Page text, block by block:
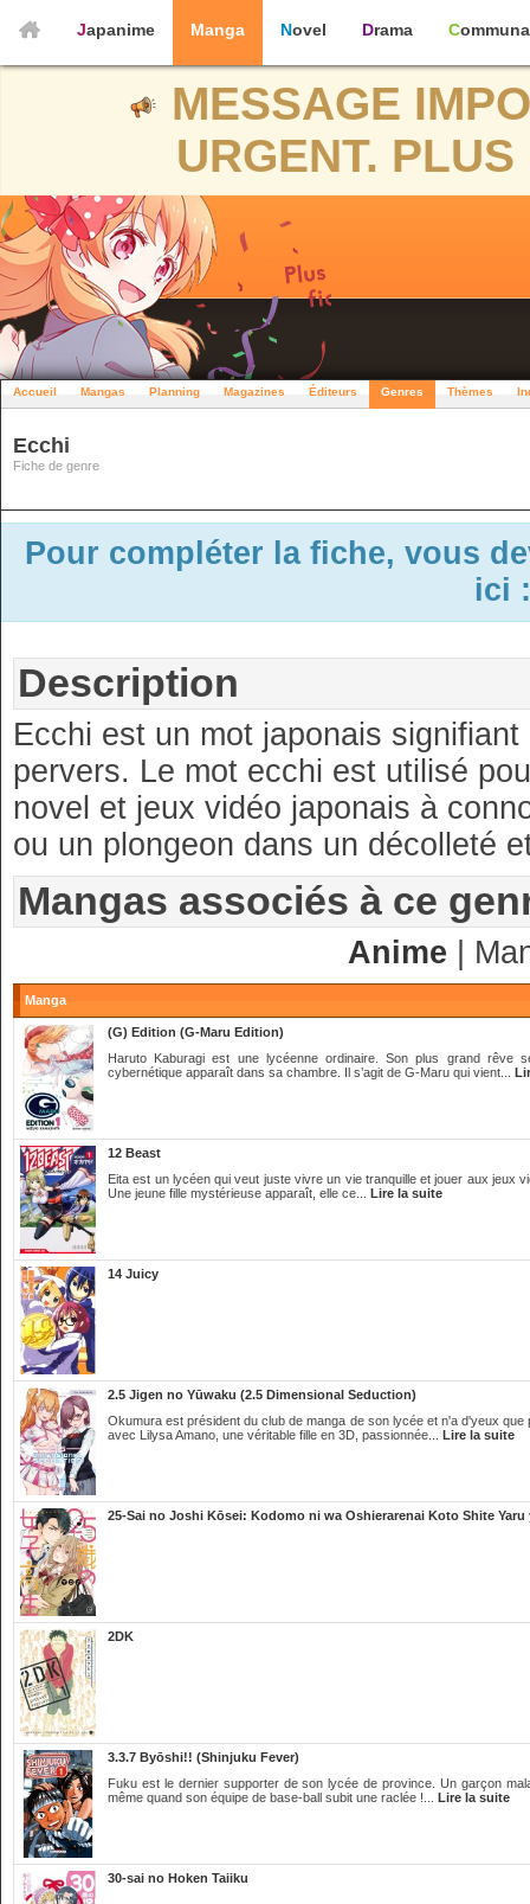
Japanime Manga Novel Drama
MESSAGE
URGENT.
Accueil Mangas Planning Magazines Éditeurs Genres Thèmes
Ecchi
Fiche de genre
Pour compléter la fiche, vous
ici
Description
Ecchi est un mot japonais
pervers. Le mot ecchi est utilisé
novel et jeux vidéo japonais à
ou un plongeon dans un décolleté
Mangas associés à ce
Anime |
Manga
(G) Edition (G-Maru Edition)
Haruto Kaburagi est une lycéenne ordinaire. Son plus grand rêve
cybernétique apparaît dans sa chambre. Il s’agit de G-Maru qui vient...
12 Beast
Eita est un lycéen qui veut juste vivre un vie tranquille et jouer aux jeux
Une jeune fille mystérieuse apparaît, elle ce... Lire la suite
14 Juicy
2.5 Jigen no Yūwaku (2.5 Dimensional Seduction)
Okumura est président du club de manga de son lycée et n'a d'yeux
avec Lilysa Amano, une véritable fille en 3D, passionnée... Lire la suite
25-Sai no Joshi Kōsei: Kodomo ni wa Oshierarenai Koto Shite Yaru
2DK
3.3.7 Byōshi!! (Shinjuku Fever)
Fuku est le dernier supporter de son lycée de province. Un garçon
même quand son équipe de base-ball subit une raclée !... Lire la suite
30-sai no Hoken Taiiku